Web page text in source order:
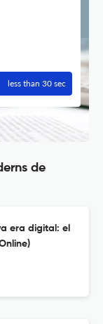
less than 30 sec
de
era digital: el